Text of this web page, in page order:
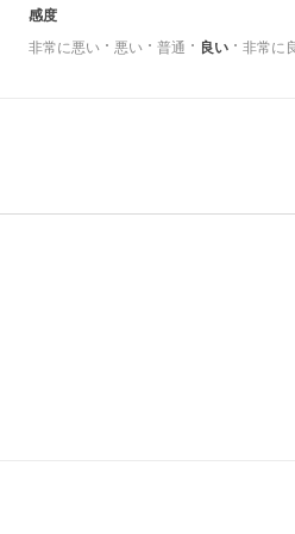
感度
非常に悪い
悪い 普通 良い 非常に